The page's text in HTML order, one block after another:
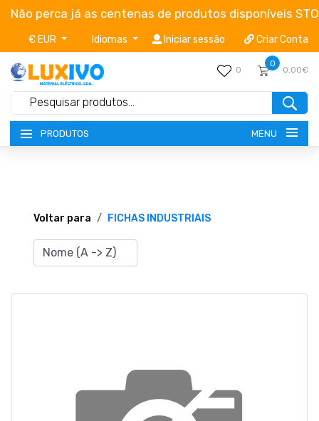
Não perca já as centenas de produtos disponíveis
€ EUR Idiomas Iniciar sessão Criar Conta
0
0
0,00€
PRODUTOS MENU
TERMOS E CONDIÇÕES
CATÁLOGOS
Voltar para FICHAS INDUSTRIAIS